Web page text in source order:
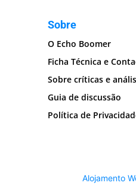
Sobre
O Echo Boomer
Ficha Técnica e
Sobre críticas e
Guia de discussão
Política de
Alojamento